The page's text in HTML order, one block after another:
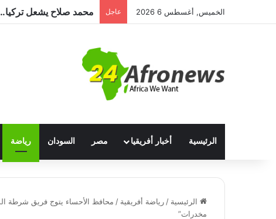
الخميس, أغسطس 6 2026 عاجل مصر للطيران تستأنف
الرئيسية أخبار أفريقيا مصر السودان رياضة
الرئيسية / رياضة أفريقية / محافظ الأحساء يتوج فريق شرطة
مخدرات”